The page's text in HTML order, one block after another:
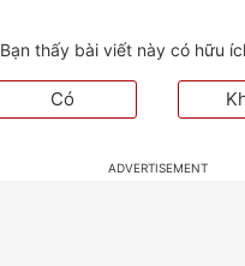
Bạn thấy bài viết này có hữu
Có